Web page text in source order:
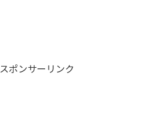
スポンサーリンク